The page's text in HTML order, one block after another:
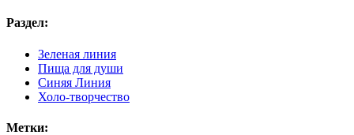
Раздел:
Зеленая линия
Пища для души
Синяя Линия
Холо-творчество
Метки: